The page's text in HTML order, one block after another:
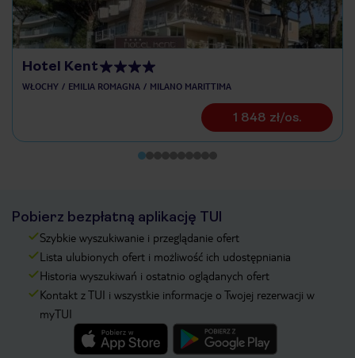
Hotel Kent
WŁOCHY EMILIA ROMAGNA MILANO MARITTIMA
1 848 zł/os.
Pobierz bezpłatną aplikację TUI
Szybkie wyszukiwanie i przeglądanie ofert
Lista ulubionych ofert i możliwość ich udostępniania
Historia wyszukiwań i ostatnio oglądanych ofert
Kontakt z TUI i wszystkie informacje o Twojej rezerwacji w
myTUI